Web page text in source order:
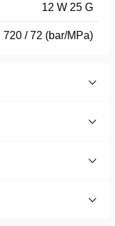
12 W 25 G
720 / 72 (bar/MPa)